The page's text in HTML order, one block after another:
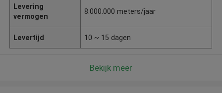
Levering
vermogen
8.000.000 meters/jaar
Levertijd 10 ~ 15 dagen
Bekijk meer